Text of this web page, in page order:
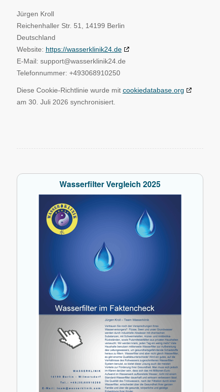
Jürgen Kroll
Reichenhaller Str. 51, 14199 Berlin
Deutschland
Website: https://wasserklinik24.de
E-Mail: support@wasserklinik24.de
Telefonnummer: +493068910250
Diese Cookie-Richtlinie wurde mit cookiedatabase.org
am 30. Juli 2026 synchronisiert.
Wasserfilter Vergleich 2025